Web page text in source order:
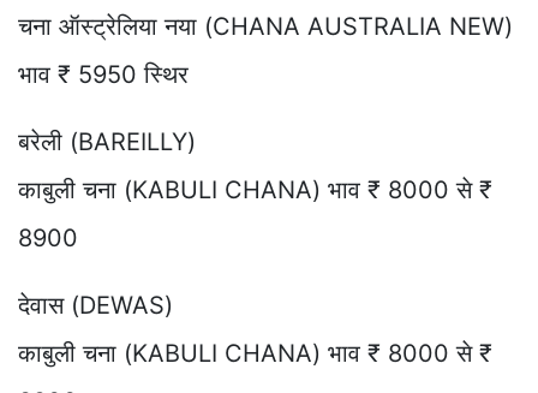
चना ऑस्ट्रेलिया नया (CHANA AUSTRALIA NEW)
भाव ₹ 5950 स्थिर
बरेली (BAREILLY)
काबुली चना (KABULI CHANA) भाव ₹ 8000 से ₹
8900
देवास (DEWAS)
काबुली चना (KABULI CHANA) भाव ₹ 8000 से ₹